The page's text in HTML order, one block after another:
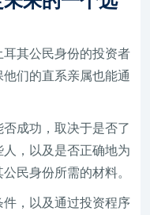
其公民身份的投资者
们的直系亲属也能通
成功，取决于是否了
，以及是否正确地为
民身份所需的材料。
，以及通过投资程序